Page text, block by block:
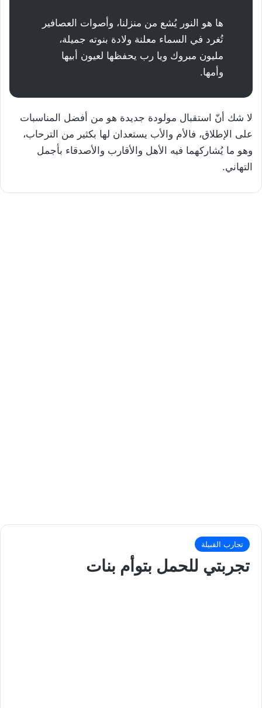
ها هو النور يُشع من منزلنا، وأصوات العصافير
تُغرد في السماء معلنة ولادة بنوته جميلة،
مليون مبروك ويا رب يحفظها لعيون أبيها
وأمها.
لا شك أنّ استقبال مولودة جديدة هو من أفضل المناسبات
على الإطلاق، فالأم والأب يستعدان لها بكثير من الترحاب،
وهو ما يُشاركهما فيه الأهل والأقارب والأصدقاء بأجمل
التهاني.